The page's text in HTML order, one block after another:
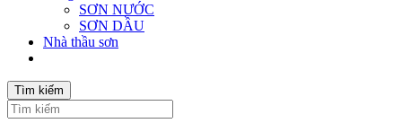
SƠN NƯỚC
SƠN DẦU
Nhà thầu sơn
Tìm kiếm